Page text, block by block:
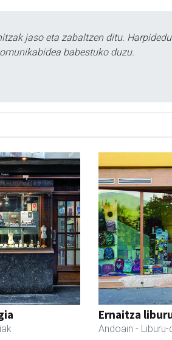
jaso eta zabaltzen ditu.
babestuko duzu.
Ernaitza
Andoain -